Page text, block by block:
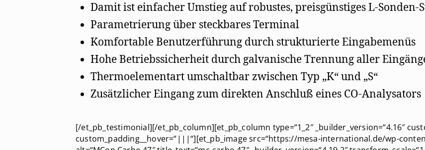
Damit ist einfacher Umstieg auf robustes, preisgünstiges L-Sonden-
Parametrierung über steckbares Terminal
Komfortable Benutzerführung durch strukturierte Eingabemenüs
Hohe Betriebssicherheit durch galvanische Trennung aller
Thermoelementart umschaltbar zwischen Typ „K“ und „S“
Zusätzlicher Eingang zum direkten Anschluß eines CO-Analysators
[/et_pb_testimonial][/et_pb_column][et_pb_column type=“1_2″ _builder_version=“4.16″
custom_padding__hover=“|||“][et_pb_image src=“https://mesa-international.de/wp-